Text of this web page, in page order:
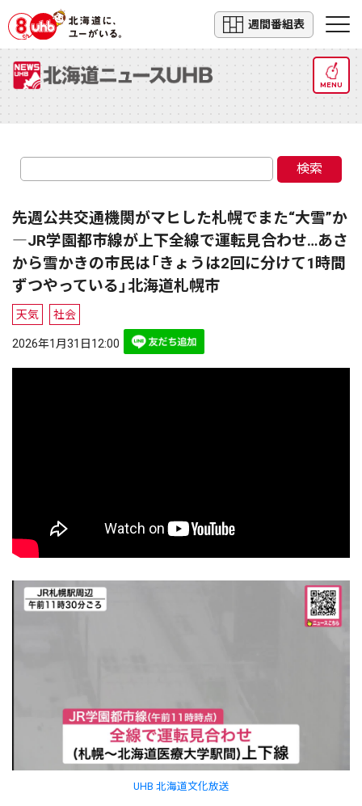
週間番組表
MENU
検索
先週公共交通機関がマヒした札幌でまた“大雪”か
―JR学園都市線が上下全線で運転見合わせ…あさ
から雪かきの市民は「きょうは2回に分けて1時間
ずつやっている」北海道札幌市
天気 社会
2026年1月31日12:00
UHB 北海道文化放送